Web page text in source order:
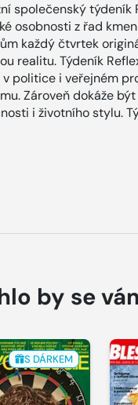
společenský týdeník
osobnosti z řad
každý čtvrtek
realitu. Týdeník
v politice i veřejném
Zároveň dokáže
i životního stylu.
by se
S DÁRKEM